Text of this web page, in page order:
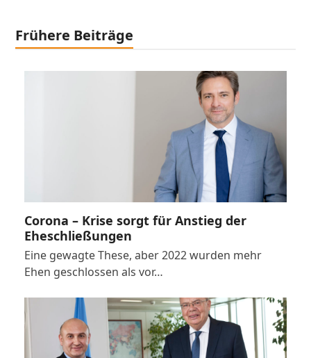
Frühere Beiträge
Corona – Krise sorgt für Anstieg der
Eheschließungen
Eine gewagte These, aber 2022 wurden mehr
Ehen geschlossen als vor…